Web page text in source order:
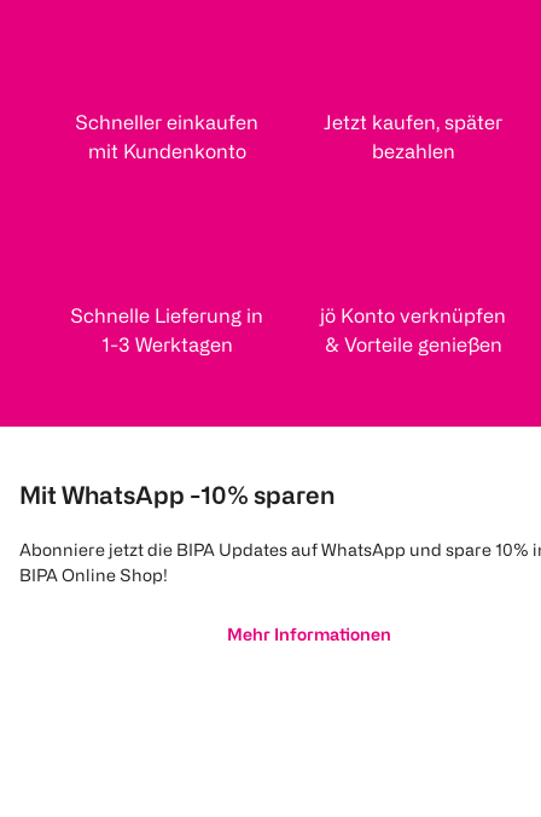
Schneller einkaufen
mit Kundenkonto
Jetzt kaufen, später
bezahlen
Schnelle Lieferung in
1-3 Werktagen
jö Konto verknüpfen
& Vorteile genießen
Mit WhatsApp -10% sparen
Abonniere jetzt die BIPA Updates auf WhatsApp und spare 10%
BIPA Online Shop!
Mehr Informationen